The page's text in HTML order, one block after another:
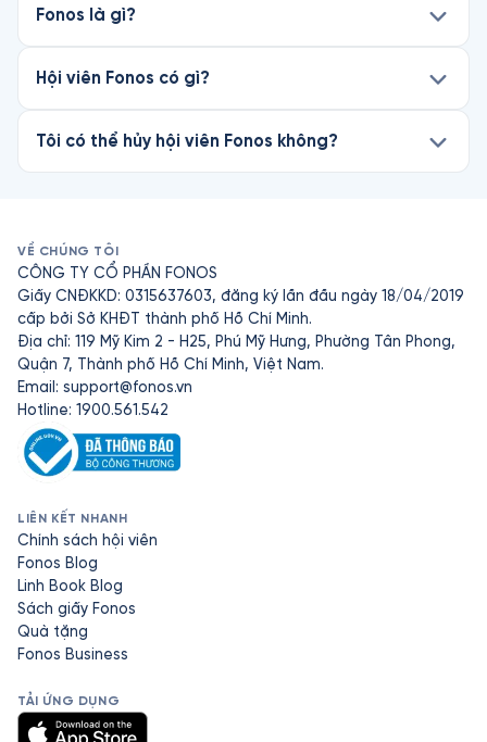
Fonos là gì?
Hội viên Fonos có gì?
Tôi có thể hủy hội viên Fonos không?
VỀ CHÚNG TÔI
CÔNG TY CỔ PHẦN FONOS
Giấy CNĐKKD: 0315637603, đăng ký lần đầu ngày 18/04/2019
cấp bởi Sở KHĐT thành phố Hồ Chí Minh.
Địa chỉ: 119 Mỹ Kim 2 - H25, Phú Mỹ Hưng, Phường Tân Phong,
Quận 7, Thành phố Hồ Chí Minh, Việt Nam.
Email: support@fonos.vn
Hotline: 1900.561.542
LIÊN KẾT NHANH
Chính sách hội viên
Fonos Blog
Linh Book Blog
Sách giấy Fonos
Quà tặng
Fonos Business
TẢI ỨNG DỤNG